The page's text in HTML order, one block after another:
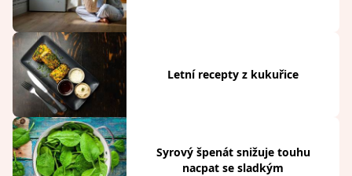
Letní recepty z kukuřice
Syrový špenát snižuje touhu
nacpat se sladkým